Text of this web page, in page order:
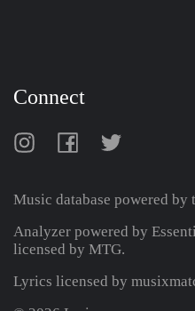
Connect
Music database powered by
Analyzer powered by
licensed by MTG.
Lyrics licensed by